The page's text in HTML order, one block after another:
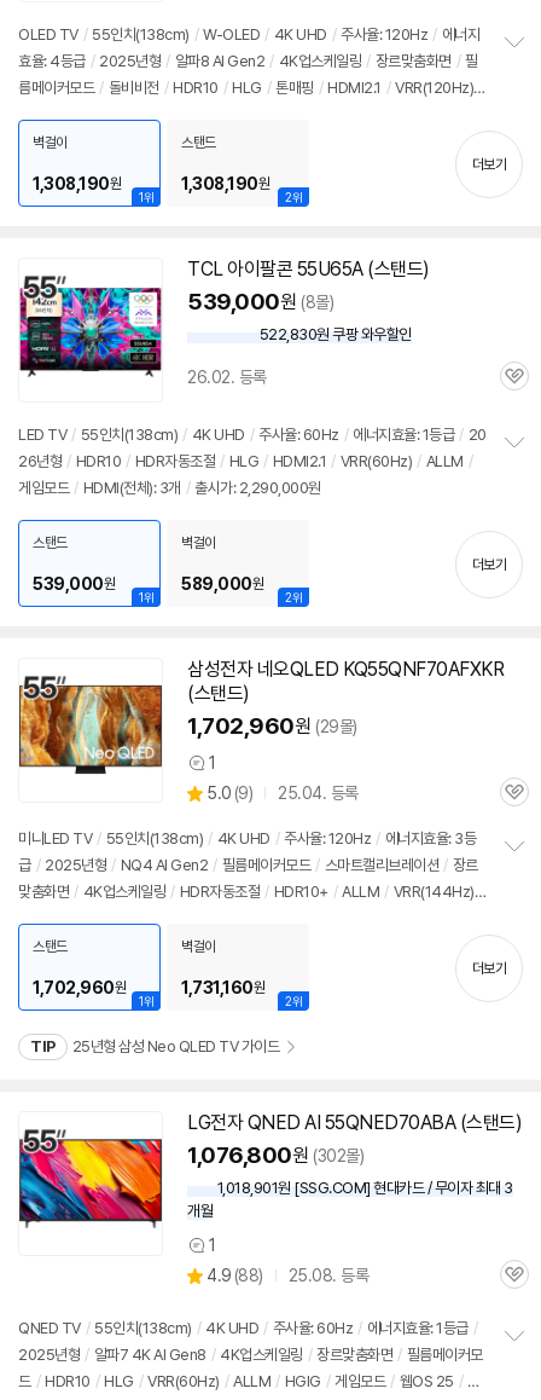
리
뷰
OLED TV / 55인치 (138cm) / W-OLED / 4K UHD / 주사율: 120Hz / 에너지
효율: 4등급 / 2025년형 / 알파8 AI Gen2 / 4K업스케일링 / 장르맞춤화면 / 필
름메이커모드 / 돌비비전 / HDR10 / HLG / 톤매핑 / HDMI2.1 / VRR(120Hz)
HDMI(전체): 3개 출시가: 2,290,000원
기
1위
벽걸이
1,308,190원
2위
스탠드
1,308,190원
더보기
TCL 아이팔콘 55U65A (스탠드)
539,000원 (8몰)
할
가
522,830원 쿠팡 와우할인
26.02. 등록
관
LED TV / 55인치 (138cm) / 4K UHD / 주사율: 60Hz / 에너지효율: 1등급 / 20
26년형 / HDR10 / HDR자동조절 / HLG / HDMI2.1 / VRR(60Hz) / ALLM /
게임모드 / HDMI(전체): 3개 / 출시가: 2,290,000원
기
1위
스탠드
539,000원
2위
벽걸이
589,000원
더보기
삼성전자 네오QLED KQ55QNF70AFXKR
(스탠드)
1,702,960원 (29몰)
상
품
견
1
별
점
5.0 (상
리
뷰
9) 25.04. 등록
관
미니LED TV / 55인치 (138cm) / 4K UHD / 주사율: 120Hz / 에너지효율: 3등
급 / 2025년형 / NQ4 AI Gen2 / 필름메이커모드 / 스마트캘리브레이션 / 장르
맞춤화면 / 4K업스케일링 / HDR자동조절 / HDR10+ / ALLM / VRR(144Hz)
/ 출시가: 2,290,000원
기
1위
스탠드
1,702,960원
2위
벽걸이
1,731,160원
더보기
TIP 25년형 삼성 Neo QLED TV 가이드
LG전자 QNED AI 55QNED70ABA (스탠드)
1,076,800원 (302몰)
1,018,901원 [SSG.COM] 현대카드 / 무이자 최대 3
개월
상
품
견
1
별
4.9 (상
리
뷰
88) 25.08. 등록
관
QNED TV / 55인치 (138cm) / 4K UHD / 주사율: 60Hz / 에너지효율: 1등급 /
2025년형 / 알파7 4K AI Gen8 / 4K업스케일링 / 장르맞춤화면 / 필름메이커모
드 / HDR10 / HLG / VRR(60Hz) / ALLM / HGIG / 게임모드 / 웹OS 25 / H